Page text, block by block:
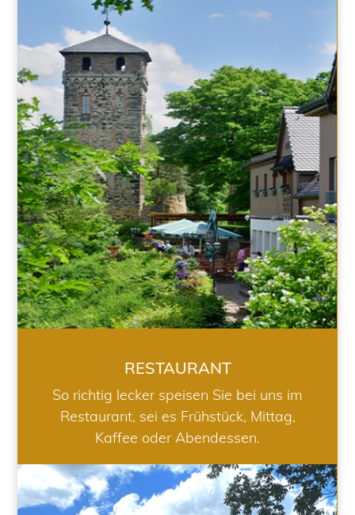
RESTAURANT
RESTAURANT
So richtig lecker speisen Sie bei uns im
Restaurant, sei es Frühstück, Mittag,
Kaffee oder Abendessen.